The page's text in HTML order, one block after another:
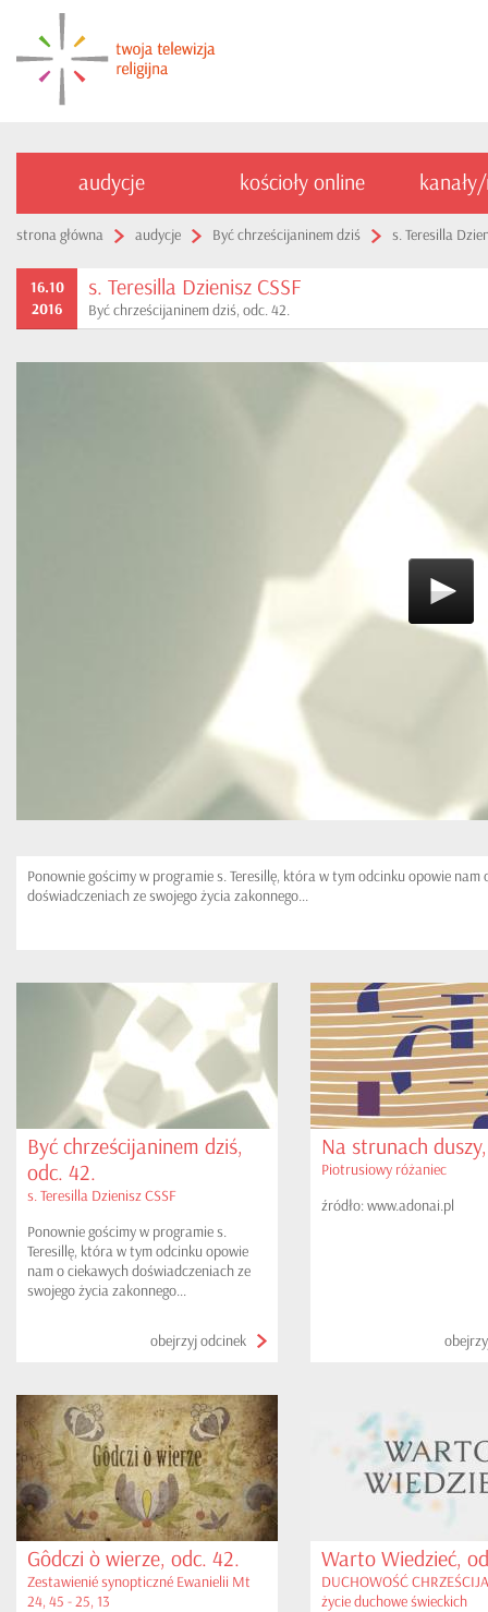
audycje kościoły online
strona główna audycje Być chrześcijaninem dziś s. Teresilla
16.10
2016
s. Teresilla Dzienisz CSSF
Być chrześcijaninem dziś, odc. 42.
Ponownie gościmy w programie s. Teresillę, która w tym odcinku opowie nam
doświadczeniach ze swojego życia zakonnego...
Być chrześcijaninem dziś,
odc. 42.
s. Teresilla Dzienisz CSSF
Ponownie gościmy w programie s.
Teresillę, która w tym odcinku opowie
nam o ciekawych doświadczeniach ze
swojego życia zakonnego...
obejrzyj odcinek
Na strunach
Piotrusiowy różaniec
źródło: www.adonai.pl
Gôdczi ò wierze, odc. 42.
Zestawienié synopticzné Ewanielii Mt
24, 45 - 25, 13
Warto Wiedzieć,
DUCHOWOŚĆ
życie duchowe świeckich